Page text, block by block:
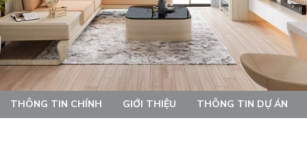
THÔNG TIN CHÍNH GIỚI THIỆU THÔNG TIN DỰ ÁN